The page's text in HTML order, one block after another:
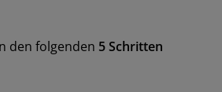
den folgenden 5 Schritten